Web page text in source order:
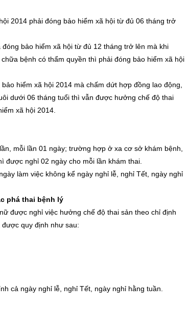
2014 phải đóng bảo hiểm xã hội từ đủ 06 tháng trở
bảo hiểm xã hội từ đủ 12 tháng trở lên mà khi
bệnh có thẩm quyền thì phải đóng bảo hiểm xã hội
hiểm xã hội 2014 mà chấm dứt hợp đồng lao động,
dưới 06 tháng tuổi thì vẫn được hưởng chế độ thai
xã hội 2014.
mỗi lần 01 ngày; trường hợp ở xa cơ sở khám bệnh,
nghỉ 02 ngày cho mỗi lần khám thai.
làm việc không kể ngày nghỉ lễ, nghỉ Tết, ngày nghỉ
phá thai bệnh lý
được nghỉ việc hưởng chế độ thai sản theo chỉ định
quy định như sau:
cả ngày nghỉ lễ, nghỉ Tết, ngày nghỉ hằng tuần.